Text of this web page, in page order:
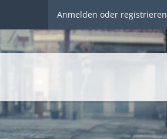
Anmelden oder registrieren